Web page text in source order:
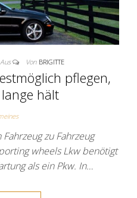
Aus Von BRIGITTE
pflegen,
hält
zu Fahrzeug
wheels Lkw benötigt
als ein Pkw. In…